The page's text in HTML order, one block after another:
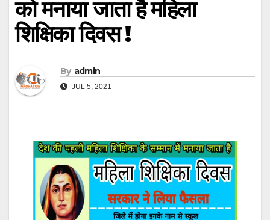
को मनाया जाता है महिला
शिक्षिका दिवस !
By admin
JUL 5, 2021